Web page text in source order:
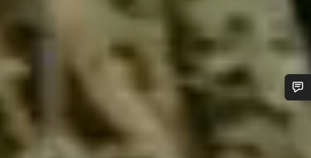
您需要帮助吗？
我们的客户支持专家正在等待为您答疑解惑。